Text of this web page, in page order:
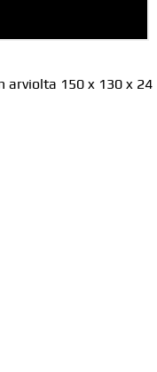
arviolta 150 x 130 x 24